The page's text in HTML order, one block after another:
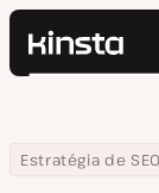
Kinsta®
Preços
Pesquisar
Home
Centro de Recursos
Blog
Estratégia de SEO
A Velocidade